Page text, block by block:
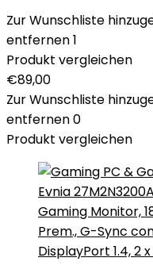
Zur Wunschliste
entfernen1
Produkt vergleichen
€89,00
Zur Wunschliste
entfernen0
Produkt vergleichen